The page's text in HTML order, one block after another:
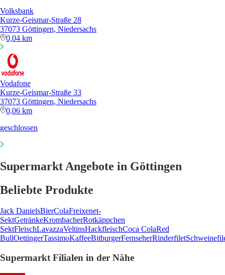
Volksbank
Kurze-Geismar-Straße 28
37073 Göttingen, Niedersachs
0,04 km
Vodafone
Kurze-Geismar-Straße 33
37073 Göttingen, Niedersachs
0,06 km
geschlossen
Supermarkt Angebote in Göttingen
Beliebte Produkte
Jack DanielsBierColaFreixenet-
SektGetränkeKrombacherRotkäppchen
SektFleischLavazzaVeltinsHackfleischCoca ColaRed
BullOettingerTassimoKaffeeBitburgerFernseherRinderfilet
Supermarkt Filialen in der Nähe